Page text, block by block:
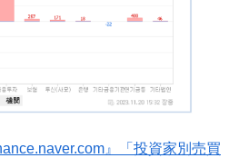
が示す現況は決して良くない。
ウォンを認定 ⇒ 総額3兆7,000億
暑。南東部では干ばつ
竣工と公示
』「投資家別売買